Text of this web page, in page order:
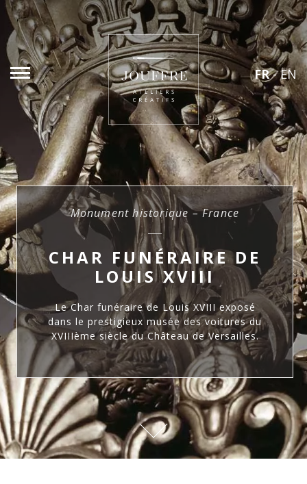
FR-EN
Monument historique – France
CHAR FUNÉRAIRE DE
LOUIS XVIII
Le Char funéraire de Louis XVIII exposé
dans le prestigieux musée des voitures du
XVIIIème siècle du Château de Versailles.